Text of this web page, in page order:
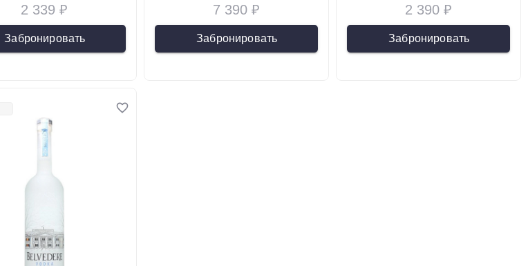
2 339 ₽
Забронировать
7 390 ₽
Забронировать
2 390 ₽
Забронировать